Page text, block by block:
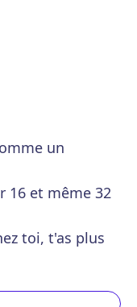
un
16 et même 32
toi, t'as plus